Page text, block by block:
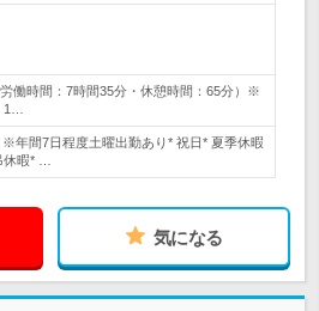
働時間：7時間35分・休憩時間：65分）※
1…
年間7日程度土曜出勤あり* 祝日* 夏季休暇
暇* …
気になる